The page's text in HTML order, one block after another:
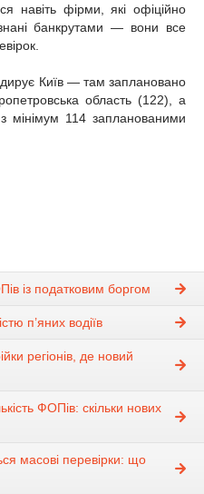
навіть фірми, які офіційно
банкрутами — вони все
Київ — там заплановано
область (122), а
мінімум 114 запланованими
із податковим боргом
п’яних водіїв
регіонів, де новий
ФОПів: скільки нових
масові перевірки: що